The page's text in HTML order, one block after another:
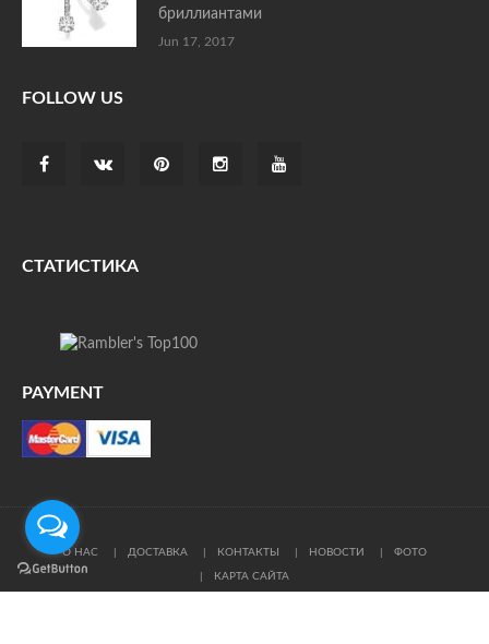
бриллиантами
Jun 17, 2017
FOLLOW US
СТАТИСТИКА
PAYMENT
О НАС ДОСТАВКА КОНТАКТЫ НОВОСТИ ФОТО
КАРТА САЙТА